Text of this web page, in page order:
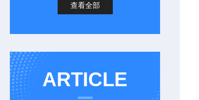
查看全部
ARTICLE